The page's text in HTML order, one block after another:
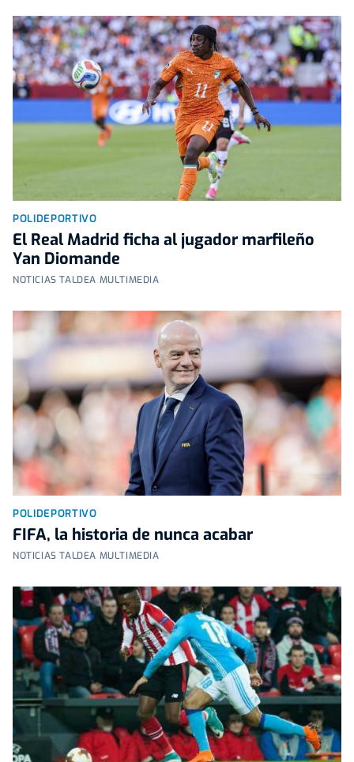
POLIDEPORTIVO
El Real Madrid ficha al jugador marfileño
Yan Diomande
NOTICIAS TALDEA MULTIMEDIA
POLIDEPORTIVO
FIFA, la historia de nunca acabar
NOTICIAS TALDEA MULTIMEDIA